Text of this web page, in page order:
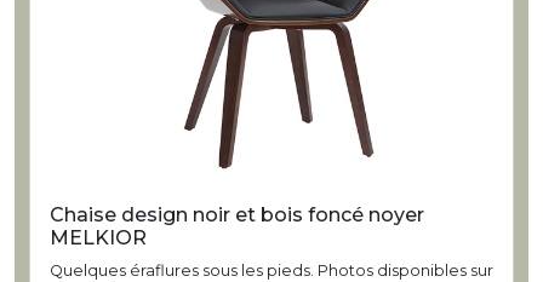
Chaise design noir et bois foncé noyer
MELKIOR
Quelques éraflures sous les pieds. Photos disponibles sur